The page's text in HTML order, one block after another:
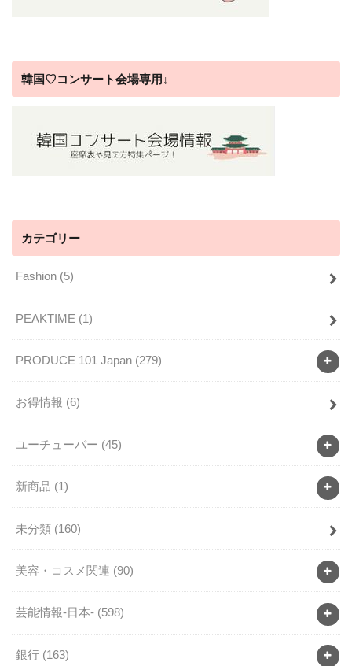
韓国♡コンサート会場専用↓
カテゴリー
Fashion (5)
PEAKTIME (1)
PRODUCE 101 Japan (279)
お得情報 (6)
ユーチューバー (45)
新商品 (1)
未分類 (160)
美容・コスメ関連 (90)
芸能情報-日本- (598)
銀行 (163)